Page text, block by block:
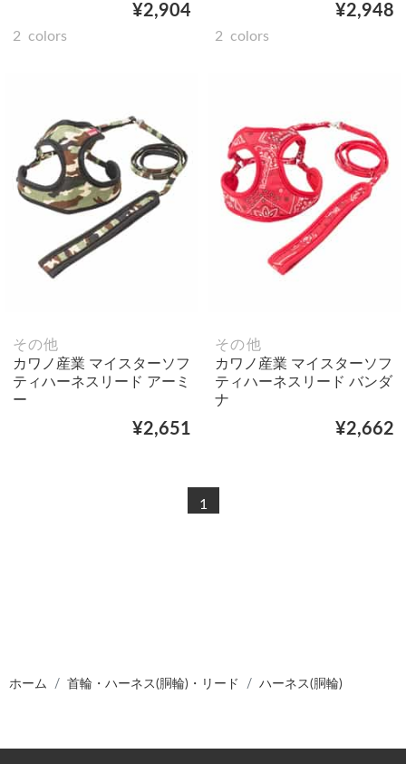
¥2,904
2 colors
¥2,948
2 colors
その他
カワノ産業 マイスターソフ
ティハーネスリード アーミ
ー
¥2,651
その他
カワノ産業 マイスターソフ
ティハーネスリード バンダ
ナ
¥2,662
1
ホーム 首輪・ハーネス(胴輪)・リード ハーネス(胴輪)